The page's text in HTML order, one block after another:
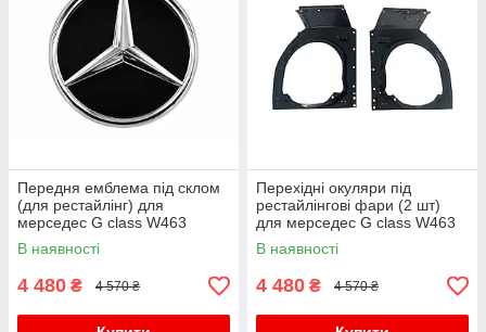
Передня емблема під склом
(для рестайлінг) для
мерседес G сlass W463
1990-2018 рр
В наявності
4 480 ₴ 4 570 ₴
Перехідні окуляри під
рестайлінгові фари (2 шт)
для мерседес G сlass W463
1990-2018 рр
В наявності
4 480 ₴ 4 570 ₴